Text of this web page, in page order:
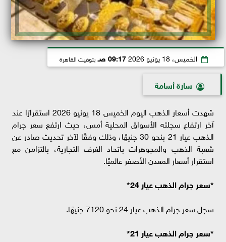
الخميس، 18 يونيو 2026 09:17 صـ بتوقيت القاهرة
سارة أسامة
شهدت أسعار الذهب اليوم الخميس 18 يونيو 2026 استقرارًا عند
آخر ارتفاع سجلته الأسواق المحلية أمس، حيث ارتفع سعر جرام
الذهب عيار 21 بنحو 30 جنيهًا، وذلك وفقًا لآخر تحديث صادر عن
شعبة الذهب والمجوهرات باتحاد الغرف التجارية، بالتزامن مع
استقرار أسعار المعدن الأصفر عالميًا.
*سعر جرام الذهب عيار 24*
سجل سعر جرام الذهب عيار 24 نحو 7120 جنيهًا.
*سعر جرام الذهب عيار 21*